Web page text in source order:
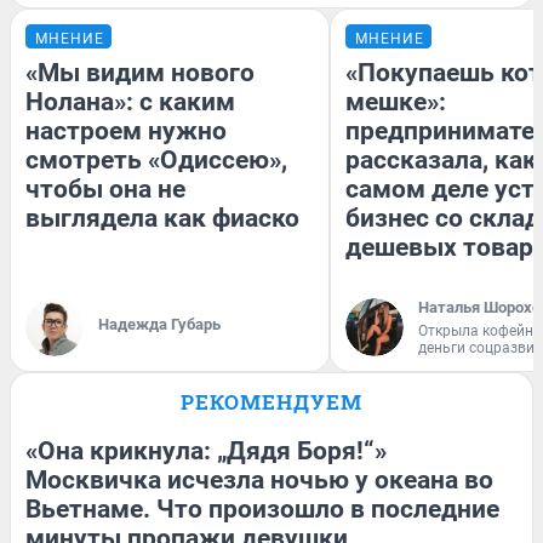
МНЕНИЕ
«Мы видим нового
Нолана»: с каким
настроем нужно
смотреть «Одиссею»,
чтобы она не
выглядела как фиаско
Надежда Губарь
МНЕНИЕ
«Покупаешь
мешке»:
рассказала, как
самом деле
бизнес со
дешевых
Наталья
Открыла
деньги
РЕКОМЕНДУЕМ
«Она крикнула: „Дядя Боря!“»
Москвичка исчезла ночью у океана во
Вьетнаме. Что произошло в последние